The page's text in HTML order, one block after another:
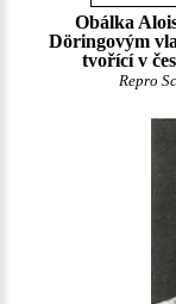
Obálka
Döringovým
tvořící v
Repro